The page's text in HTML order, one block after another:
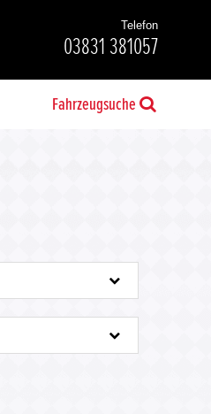
Telefon
03831 381057
Fahrzeugsuche